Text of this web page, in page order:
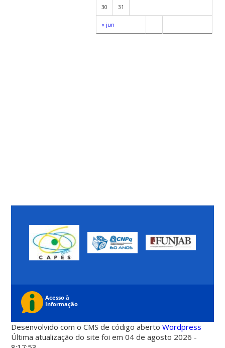
« jun
30 31
Desenvolvido com o CMS de código abertoWordpress
Última atualização do site foi em 04 de agosto 2026 -